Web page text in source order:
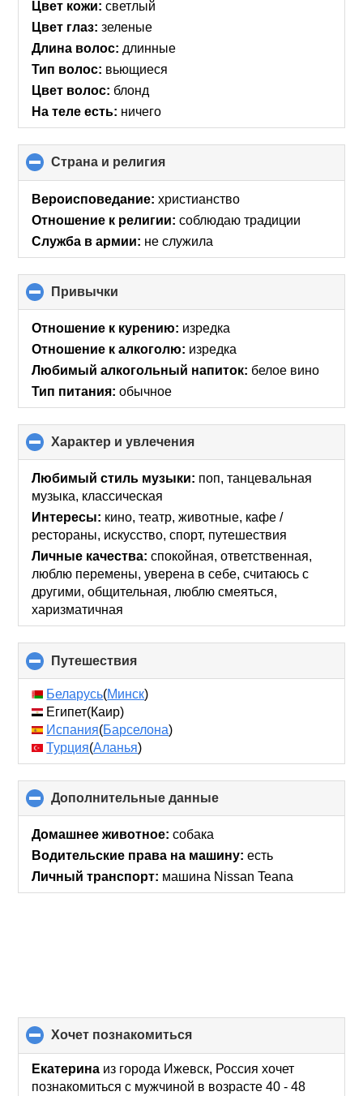
Цвет кожи: светлый
Цвет глаз: зеленые
Длина волос: длинные
Тип волос: вьющиеся
Цвет волос: блонд
На теле есть: ничего
Страна и религия
to
collapse
contents
Вероисповедание: христианство
Отношение к религии: соблюдаю традиции
Служба в армии: не служила
Привычки
to
collapse
Отношение к курению: изредка
Отношение к алкоголю: изредка
Любимый алкогольный напиток: белое вино
Тип питания: обычное
Характер и увлечения
to
collapse
Любимый стиль музыки: поп, танцевальная
музыка, классическая
Интересы: кино, театр, животные, кафе /
рестораны, искусcтво, спорт, путешествия
Личные качества: спокойная, ответственная,
люблю перемены, уверена в себе, считаюсь с
другими, общительная, люблю смеяться,
харизматичная
Путешествия
to
collapse
Беларусь(Минск)
Египет(Каир)
Испания(Барселона)
Турция(Аланья)
Дополнительные данные
to
Домашнее животное: собака
Водительские права на машину: есть
Личный транспорт: машина Nissan Teana
хочет познакомиться
to
collapse
contents
Екатерина из города Ижевск, Россия хочет
познакомиться с мужчиной в возрасте 40 - 48